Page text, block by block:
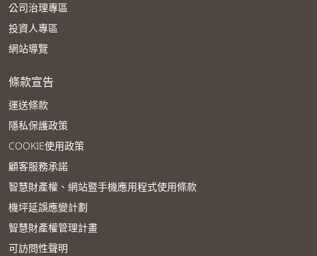
公司治理專區
投資人專區
網站導覽
條款宣告
運送條款
隱私保護政策
COOKIE使用政策
顧客服務承諾
智慧財產權、網站暨手機應用程式使用條款
機坪延誤應變計劃
智慧財產權管理計畫
可訪問性聲明